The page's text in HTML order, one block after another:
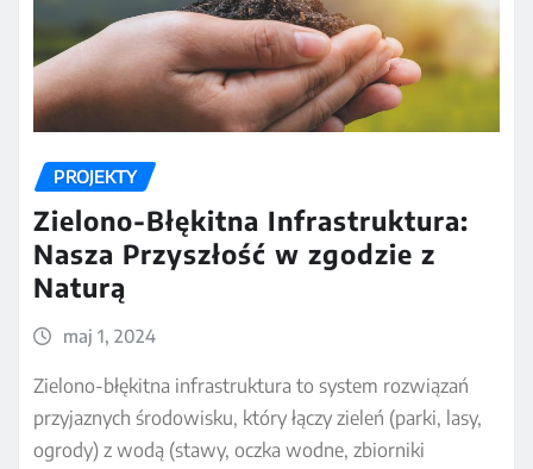
PROJEKTY
Zielono-Błękitna Infrastruktura:
Nasza Przyszłość w zgodzie z
Naturą
maj 1, 2024
Zielono-błękitna infrastruktura to system rozwiązań
przyjaznych środowisku, który łączy zieleń (parki, lasy,
ogrody) z wodą (stawy, oczka wodne, zbiorniki